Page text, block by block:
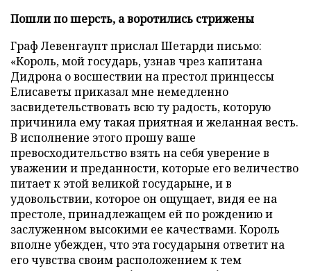
Пошли по шерсть, а воротились стрижены
Граф Левенгаупт прислал Шетарди письмо:
«Король, мой государь, узнав чрез капитана
Дидрона о восшествии на престол принцессы
Елисаветы приказал мне немедленно
засвидетельствовать всю ту радость, которую
причинила ему такая приятная и желанная весть.
В исполнение этого прошу ваше
превосходительство взять на себя уверение в
уважении и преданности, которые его величество
питает к этой великой государыне, и в
удовольствии, которое он ощущает, видя ее на
престоле, принадлежащем ей по рождению и
заслуженном высокими ее качествами. Король
вполне убежден, что эта государыня ответит на
его чувства своим расположением к тем